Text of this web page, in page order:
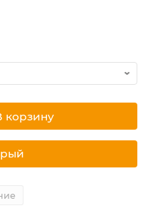
корзину